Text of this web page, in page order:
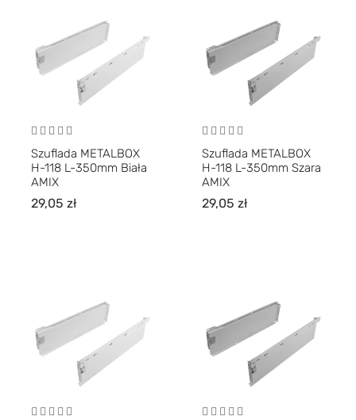
Szuflada METALBOX
H-118 L-350mm Biała
AMIX
29,05 zł
Szuflada METALBOX
H-118 L-350mm Szara
AMIX
29,05 zł